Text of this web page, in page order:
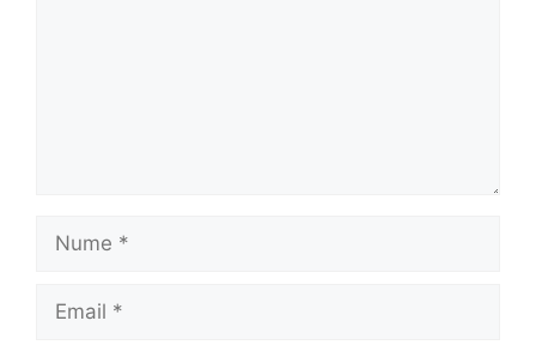
Nume
Email